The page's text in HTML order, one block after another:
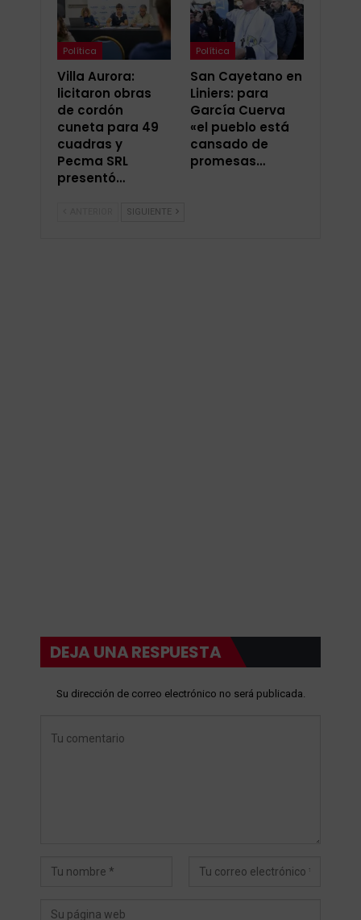
Política
Villa Aurora:
licitaron obras
de cordón
cuneta para 49
cuadras y
Pecma SRL
presentó…
Política
San Cayetano en
Liniers: para
García Cuerva
«el pueblo está
cansado de
promesas…
SIGUIENTE
DEJA UNA RESPUESTA
Su dirección de correo electrónico no será publicada.